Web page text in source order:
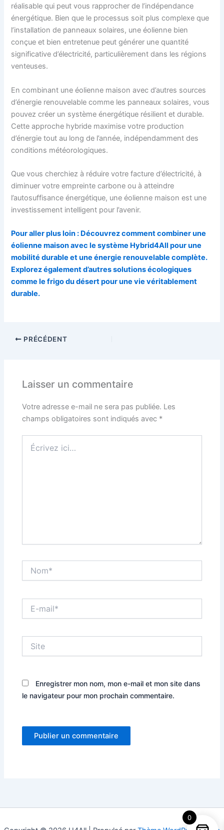
réalisable qui peut vous rapprocher de l’indépendance
énergétique. Bien que le processus soit plus complexe que
l’installation de panneaux solaires, une éolienne bien
conçue et bien entretenue peut générer une quantité
significative d’électricité, particulièrement dans les régions
venteuses.
En combinant une éolienne maison avec d’autres sources
d’énergie renouvelable comme les panneaux solaires, vous
pouvez créer un système énergétique résilient et durable.
Cette approche hybride maximise votre production
d’énergie tout au long de l’année, indépendamment des
conditions météorologiques.
Que vous cherchiez à réduire votre facture d’électricité, à
diminuer votre empreinte carbone ou à atteindre
l’autosuffisance énergétique, une éolienne maison est une
investissement intelligent pour l’avenir.
Pour aller plus loin : Découvrez comment combiner une
éolienne maison avec le système Hybrid4All pour une
mobilité durable et une énergie renouvelable complète.
Explorez également d’autres solutions écologiques
comme le frigo du désert pour une vie véritablement
durable.
PRÉCÉDENT
Laisser un commentaire
Votre adresse e-mail ne sera pas publiée. Les
champs obligatoires sont indiqués avec *
ici…
mail*
Enregistrer mon nom, mon e-mail et mon site dans
le navigateur pour mon prochain commentaire.
0